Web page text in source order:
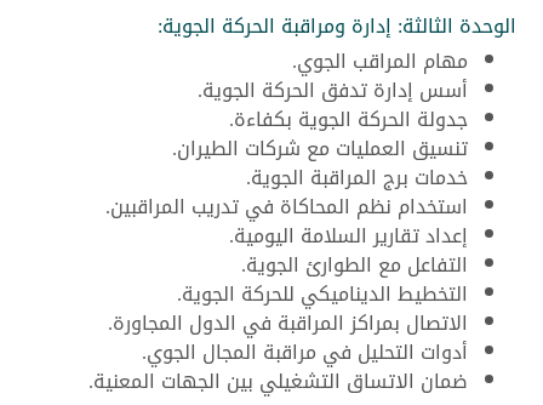
الوحدة الثالثة: إدارة ومراقبة الحركة الجوية:
مهام المراقب الجوي.
أسس إدارة تدفق الحركة الجوية.
جدولة الحركة الجوية بكفاءة.
تنسيق العمليات مع شركات الطيران.
خدمات برج المراقبة الجوية.
استخدام نظم المحاكاة في تدريب المراقبين.
إعداد تقارير السلامة اليومية.
التفاعل مع الطوارئ الجوية.
التخطيط الديناميكي للحركة الجوية.
الاتصال بمراكز المراقبة في الدول المجاورة.
أدوات التحليل في مراقبة المجال الجوي.
ضمان الاتساق التشغيلي بين الجهات المعنية.